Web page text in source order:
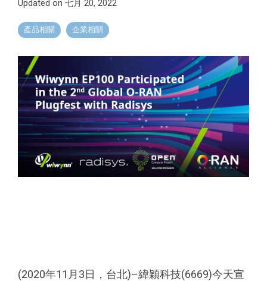
Updated on 七月 20, 2022
產品相關 企業相關
(2020年11月3日，台北)–緯穎科技(6669)今天宣